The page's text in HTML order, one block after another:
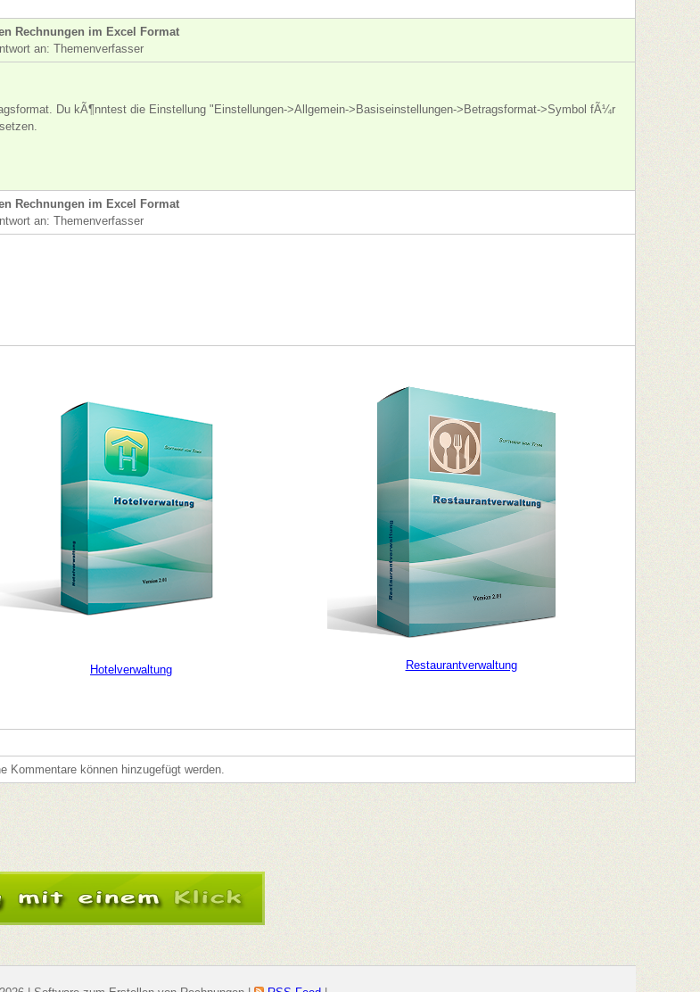
Rechnungen im Excel Format
an: Themenverfasser
Du kÃ¶nntest die Einstellung "Einstellungen->Allgemein->Basiseinstellungen->Betragsformat->Symbol fÃ¼r
Rechnungen im Excel Format
an: Themenverfasser
Restaurantverwaltung
Hotelverwaltung
Kommentare können hinzugefügt werden.